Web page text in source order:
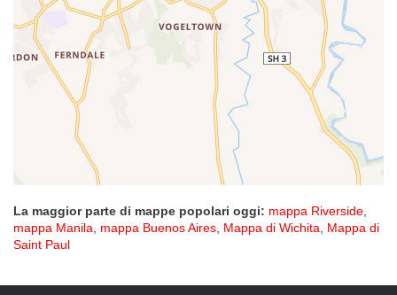
La maggior parte di mappe popolari oggi: mappa Riverside,
mappa Manila, mappa Buenos Aires, Mappa di Wichita, Mappa di
Saint Paul